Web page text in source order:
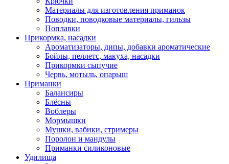
Материалы для изготовления приманок
Поводки, поводковые материалы, гильзы
Поплавки
Прикормка, насадки
Ароматизаторы, дипы, добавки ароматические
Бойлы, пеллетс, макуха, насадки
Прикормки сыпучие
Червь, мотыль, опарыш
Приманки
Балансиры
Блёсны
Воблеры
Мормышки
Мушки, вабики, стримеры
Поролон и мандулы
Приманки силиконовые
Удилища